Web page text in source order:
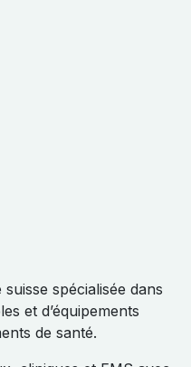
spécialisée dans
et d’équipements
de santé.